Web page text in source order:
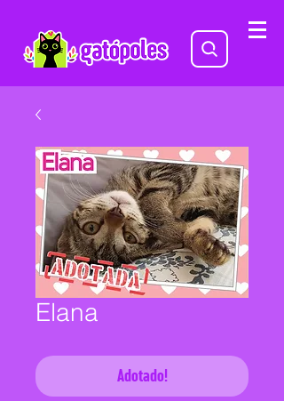
Elana
Adotado!